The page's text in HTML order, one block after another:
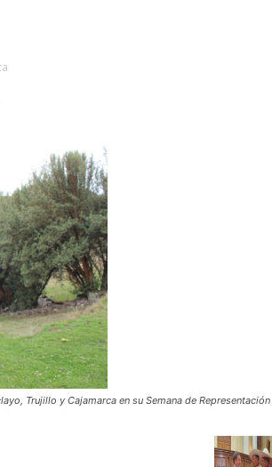
Trujillo y Cajamarca en su Semana de Representación